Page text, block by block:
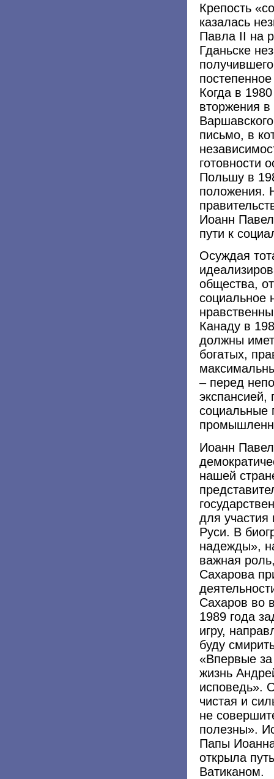
Крепость
казалась
Павла II на
Гданьске
Когда в
вторжения
письмо, в
готовности
Польшу в
положения.
Иоанн
пути к
Осуждая
общества,
социальное
Канаду в
должны
богатых,
– перед
экспансией,
социальные
Иоанн
нашей
для
Руси. В
надежды»,
важная
Сахарова
Сахаров во
1989 года
игру,
буду
«Впервые
жизнь
исповедь».
чистая и
не
полезны».
Папы
открыла
Ватиканом.